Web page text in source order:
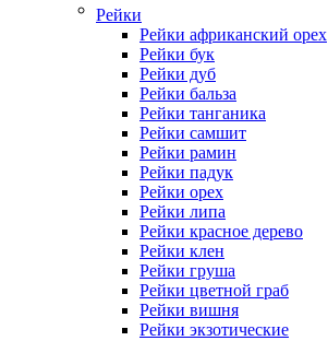
Рейки
Рейки африканский орех
Рейки бук
Рейки дуб
Рейки бальза
Рейки танганика
Рейки самшит
Рейки рамин
Рейки падук
Рейки орех
Рейки липа
Рейки красное дерево
Рейки клен
Рейки груша
Рейки цветной граб
Рейки вишня
Рейки экзотические